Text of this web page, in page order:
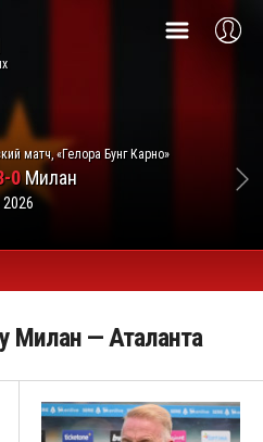
матч, «Гелора Бунг Карно»
0Милан
2026
Милан — Аталанта